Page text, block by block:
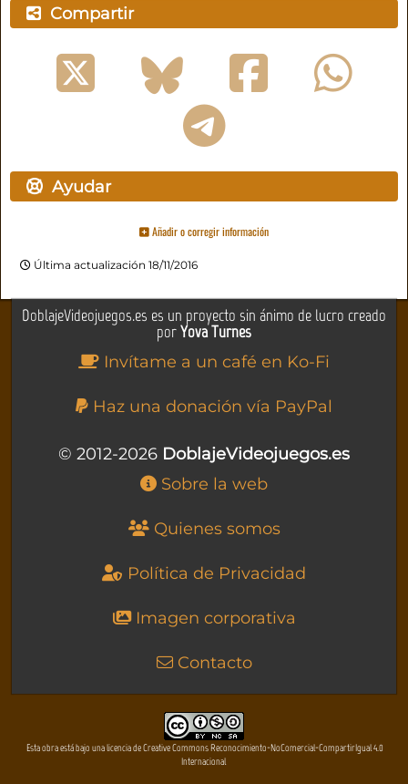
Compartir
Ayudar
Añadir o corregir información
Última actualización 18/11/2016
DoblajeVideojuegos.es es un proyecto sin ánimo de lucro creado
porYova Turnes
Invítame a un café en Ko-Fi
Haz una donación vía PayPal
© 2012-2026 DoblajeVideojuegos.es
Sobre la web
Quienes somos
Política de Privacidad
Imagen corporativa
Contacto
Esta obra está bajo una licencia de Creative Commons Reconocimiento-NoComercial-CompartirIgual 4.0
Internacional